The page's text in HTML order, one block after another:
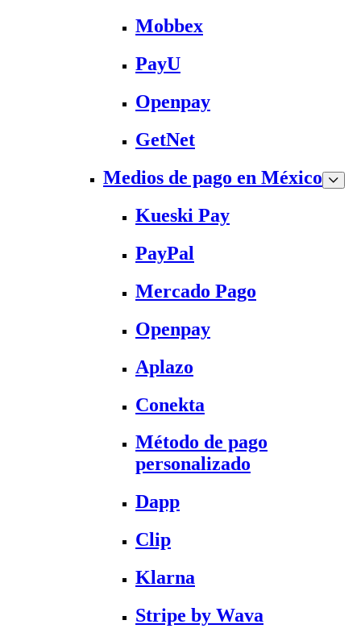
Mobbex
PayU
Openpay
GetNet
Medios de pago en México
Kueski Pay
PayPal
Mercado Pago
Openpay
Aplazo
Conekta
Método de pago
personalizado
Dapp
Clip
Klarna
Stripe by Wava